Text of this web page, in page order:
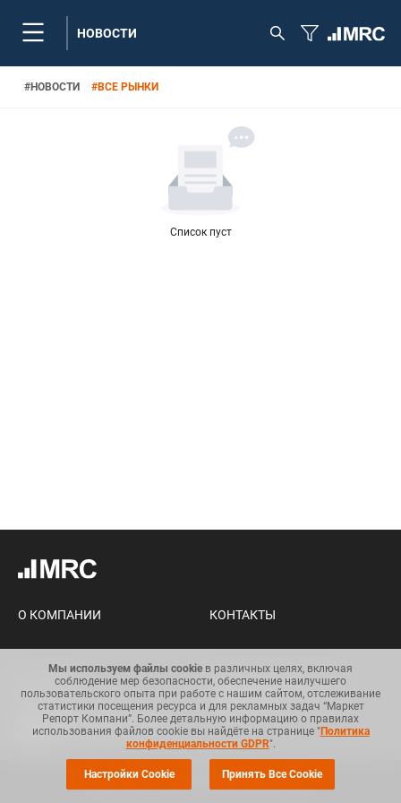
НОВОСТИ
#НОВОСТИ #ВСЕ РЫНКИ
Список пуст
О КОМПАНИИ КОНТАКТЫ
Карта сайта
Условия использования
информации
Общий регламент по защите
данных
© Copyright 2008-2025. Все права защищены.
Мы используем файлы cookie в различных целях, включая
соблюдение мер безопасности, обеспечение наилучшего
пользовательского опыта при работе с нашим сайтом, отслеживание
статистики посещения ресурса и для рекламных задач “Маркет
Репорт Компани”. Более детальную информацию о правилах
использования файлов cookie вы найдёте на странице " Политика
конфиденциальности GDPR".
Настройки Cookie Принять Все Cookie